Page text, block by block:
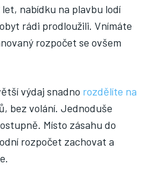
nabídku na plavbu lodí
rádi prodloužili. Vnímáte
rozpočet se ovšem
výdaj snadno rozdělíte na
bez volání. Jednoduše
Místo zásahu do
rozpočet zachovat a